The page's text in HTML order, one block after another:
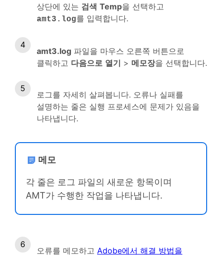
상단에 있는 검색 Temp을 선택하고
amt3.log를 입력합니다.
amt3.log 파일을 마우스 오른쪽 버튼으로
클릭하고 다음으로 열기 > 메모장을 선택합니다.
로그를 자세히 살펴봅니다. 오류나 실패를
설명하는 줄은 실행 프로세스에 문제가 있음을
나타냅니다.
메모
각 줄은 로그 파일의 새로운 항목이며
AMT가 수행한 작업을 나타냅니다.
오류를 메모하고 Adobe에서 해결 방법을